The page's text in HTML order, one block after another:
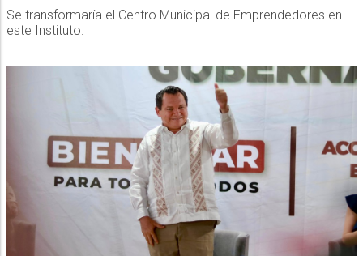
Se transformaría el Centro Municipal de Emprendedores en
este Instituto.